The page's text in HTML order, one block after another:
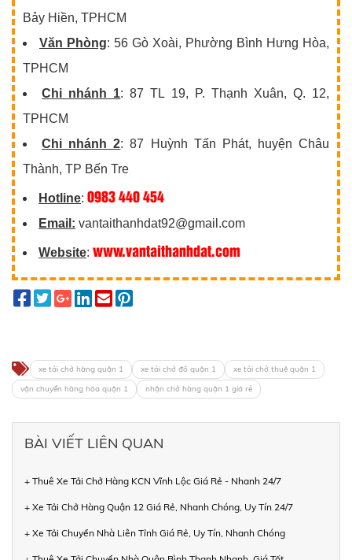
Bảy Hiền, TPHCM
Văn Phòng: 56 Gò Xoài, Phường Bình Hưng Hòa,
TPHCM
Chi nhánh 1: 87 TL 19, P. Thạnh Xuân, Q. 12,
TPHCM
Chi nhánh 2: 87 Huỳnh Tấn Phát, huyện Châu
Thành, TP Bến Tre
Hotline: 0983 440 454
Email: vantaithanhdat92@gmail.com
Website: www.vantaithanhdat.com
xe tải chở hàng quận 1 xe tải chở đồ quận 1
xe tải chở thuê quận 1
vận chuyển hàng hóa quận 1
nhận chở hàng quận 1 giá rẻ
BÀI VIẾT LIÊN QUAN
+ Thuê Xe Tải Chở Hàng KCN Vĩnh Lộc Giá Rẻ - Nhanh 24/7
+ Xe Tải Chở Hàng Quận 12 Giá Rẻ, Nhanh Chóng, Uy Tín 24/7
+ Xe Tải Chuyển Nhà Liên Tỉnh Giá Rẻ, Uy Tín, Nhanh Chóng